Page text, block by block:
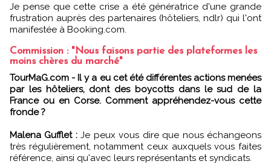
Je pense que cette crise a été génératrice d'une grande
frustration auprès des partenaires (hôteliers, ndlr) qui l'ont
manifestée à Booking.com.
Commission : "Nous faisons partie des plateformes les
moins chères du marché"
TourMaG.com - Il y a eu cet été différentes actions menées
par les hôteliers, dont des boycotts dans le sud de la
France ou en Corse. Comment appréhendez-vous cette
fronde ?
Malena Gufflet :Je peux vous dire que nous échangeons
très régulièrement, notamment ceux auxquels vous faites
référence, ainsi qu'avec leurs représentants et syndicats.